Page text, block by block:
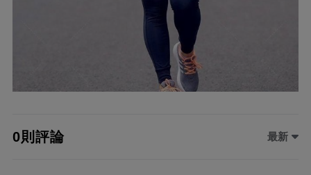
0則評論 最新